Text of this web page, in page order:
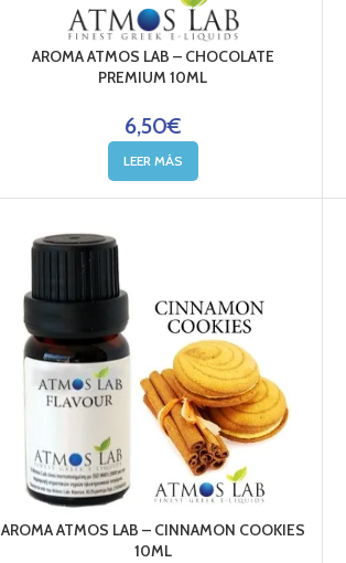
AROMA ATMOS LAB – CHOCOLATE
PREMIUM 10ML
6,50€
LEER MÁS
AROMA ATMOS LAB – CINNAMON COOKIES
10ML